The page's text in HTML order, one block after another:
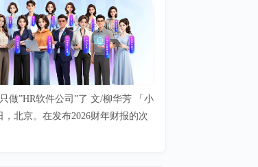
做”HR软件公司”了 文/柳华芳 「小
，北京。在发布2026财年财报的次